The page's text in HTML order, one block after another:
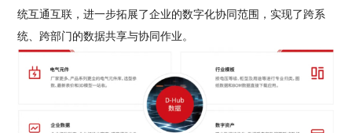
统互通互联，进一步拓展了企业的数字化协同范围，实现了跨系
统、跨部门的数据共享与协同作业。